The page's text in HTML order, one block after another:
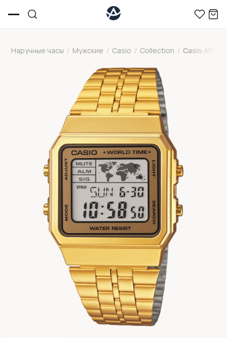
Наручные часы / Мужские / Casio / Collection / Casio